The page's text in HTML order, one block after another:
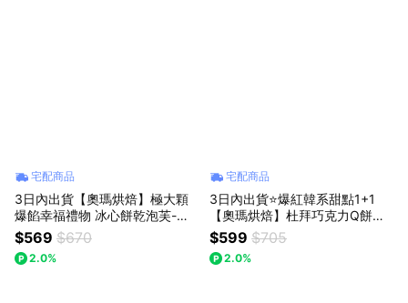
宅配商品
3日內出貨【奧瑪烘焙】極大顆
爆餡幸福禮物 冰心餅乾泡芙-濃
情草莓｜綜合口味 情人節快樂
教師節快樂 獅子座生日快樂 泡
芙禮盒 LINE禮物獨家
$569 $670
2.0%
宅配商品
3日內出貨⭐️爆紅韓系甜點1+1
【奧瑪烘焙】杜拜巧克力Q餅＋
脆皮奶油年糕 (各4入) 情人節甜
點 520甜點 開心果甜點 獅子座
生日快樂 畢業禮物
$599 $705
2.0%